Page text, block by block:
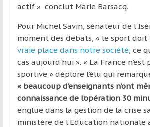
actif » conclut Marie Barsacq.
Pour Michel Savin, sénateur de
moment des débats, « le sport doit
vraie place dans notre société, ce
cas aujourd’hui ». « La France
sportive » déplore l’élu qui
« beaucoup d’enseignants n’ont
connaissance de l’opération 30
englué dans la gestion de la crise
ministère de l’Education nationale